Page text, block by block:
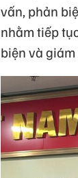
vấn, phản
nhằm tiếp
biện và